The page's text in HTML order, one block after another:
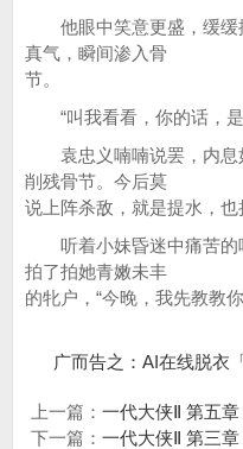
他眼中笑意更盛，缓缓
真气，瞬间渗入骨
节。
“叫我看看，你的话，是
袁忠义喃喃说罢，内息
削残骨节。今后莫
说上阵杀敌，就是提水，也
听着小妹昏迷中痛苦的
拍了拍她青嫩未丰
的牝户，“今晚，我先教教
广而告之：AI在线脱衣
上一篇： 一代大侠Ⅱ 第五
下一篇： 一代大侠Ⅱ 第三章